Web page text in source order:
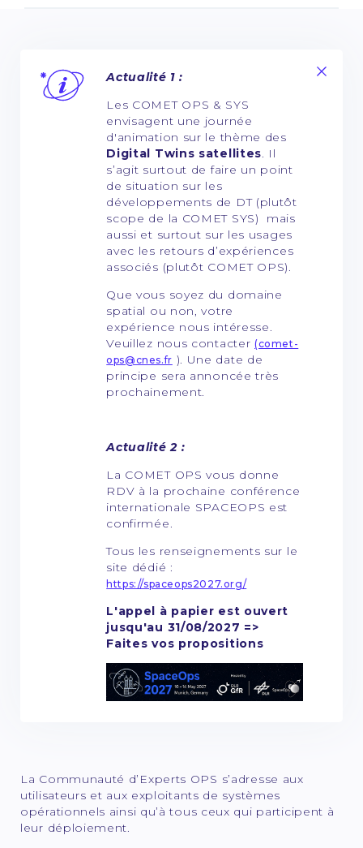
Actualité 1 :
Les COMET OPS & SYS
envisagent une journée
d'animation sur le thème des
Digital Twins satellites. Il
s’agit surtout de faire un point
de situation sur les
développements de DT (plutôt
scope de la COMET SYS) mais
aussi et surtout sur les usages
avec les retours d’expériences
associés (plutôt COMET OPS).
Que vous soyez du domaine
spatial ou non, votre
expérience nous intéresse.
Veuillez nous contacter(comet-
ops@cnes.fr ). Une date de
principe sera annoncée très
prochainement.
Actualité 2 :
La COMET OPS vous donne
RDV à la prochaine conférence
internationale SPACEOPS est
confirmée.
Tous les renseignements sur le
site dédié :
https://spaceops2027.org/
L'appel à papier est ouvert
jusqu'au 31/08/2027 =>
Faites vos propositions
La Communauté d’Experts OPS s’adresse aux
utilisateurs et aux exploitants de systèmes
opérationnels ainsi qu’à tous ceux qui participent à
leur déploiement.